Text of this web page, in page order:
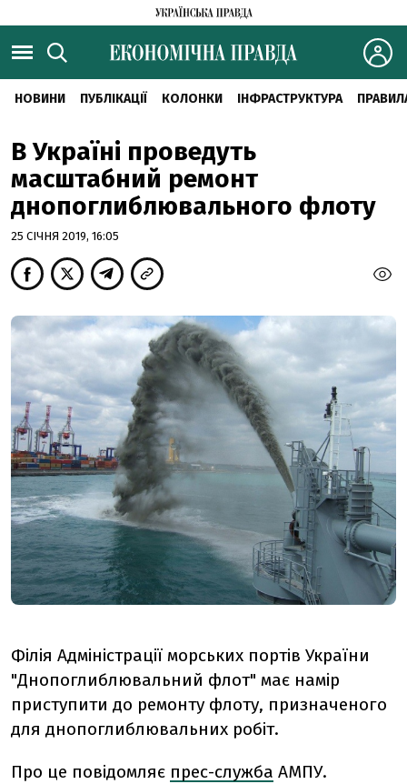
НОВИНИ ПУБЛІКАЦІЇ КОЛОНКИ ІНФРАСТРУКТУРА
В Україні проведуть
масштабний ремонт
днопоглиблювального флоту
25 СІЧНЯ 2019, 16:05
Філія Адміністрації морських портів України
"Днопоглиблювальний флот" має намір
приступити до ремонту флоту, призначеного
для днопоглиблювальних робіт.
Про це повідомляє прес-служба АМПУ.